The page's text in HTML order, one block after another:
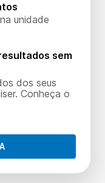
unidade
sem
dos seus
Conheça o